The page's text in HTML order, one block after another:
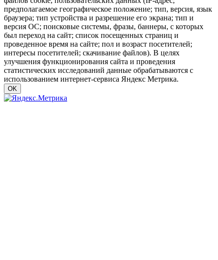
предполагаемое географическое положение; тип, версия, язык
браузера; тип устройства и разрешение его экрана; тип и
версия ОС; поисковые системы, фразы, баннеры, с которых
был переход на сайт; список посещенных страниц и
проведенное время на сайте; пол и возраст посетителей;
интересы посетителей; скачивание файлов). В целях
улучшения функционирования сайта и проведения
статистических исследований данные обрабатываются с
использованием интернет-сервиса Яндекс Метрика.
OK